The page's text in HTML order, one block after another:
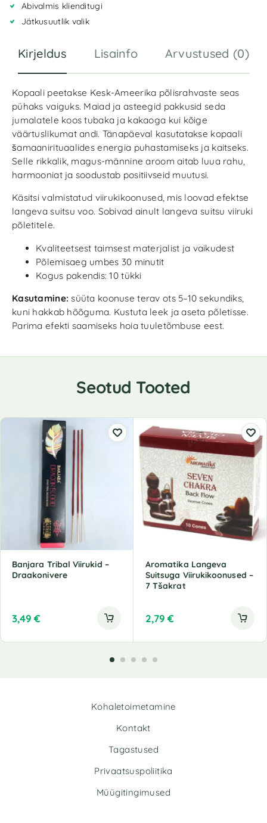
:
Abivalmis klienditugi
Jätkusuutlik valik
Kirjeldus Lisainfo Arvustused (0)
Kopaali peetakse Kesk-Ameerika põlisrahvaste seas
pühaks vaiguks. Maiad ja asteegid pakkusid seda
jumalatele koos tubaka ja kakaoga kui kõige
väärtuslikumat andi. Tänapäeval kasutatakse kopaali
šamaanirituaalides energia puhastamiseks ja kaitseks.
Selle rikkalik, magus-männine aroom aitab luua rahu,
harmooniat ja soodustab positiivseid muutusi.
Käsitsi valmistatud viirukikoonused, mis loovad efektse
langeva suitsu voo. Sobivad ainult langeva suitsu viiruki
põletitele.
Kvaliteetsest taimsest materjalist ja vaikudest
Põlemisaeg umbes 30 minutit
Kogus pakendis: 10 tükki
Kasutamine: süüta koonuse terav ots 5–10 sekundiks,
kuni hakkab hõõguma. Kustuta leek ja aseta põletisse.
Parima efekti saamiseks hoia tuuletõmbuse eest.
Seotud Tooted
Banjara Tribal Viirukid –
Draakonivere
3,49€
Aromatika Langeva
Suitsuga Viirukikoonused –
7 Tšakrat
2,79€
Kohaletoimetamine
Kontakt
Tagastused
Privaatsuspoliitika
Müügitingimused